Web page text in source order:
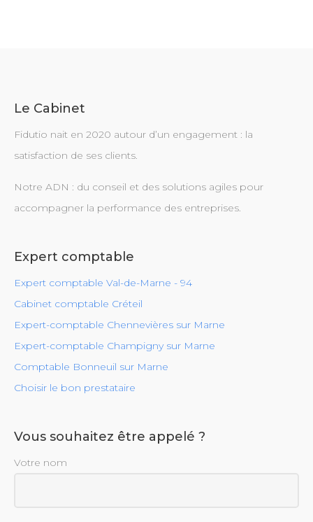
Le Cabinet
Fidutio nait en 2020 autour d’un engagement : la
satisfaction de ses clients.
Notre ADN : du conseil et des solutions agiles pour
accompagner la performance des entreprises.
Expert comptable
Expert comptable Val-de-Marne - 94
Cabinet comptable Créteil
Expert-comptable Chennevières sur Marne
Expert-comptable Champigny sur Marne
Comptable Bonneuil sur Marne
Choisir le bon prestataire
Vous souhaitez être appelé ?
Votre nom